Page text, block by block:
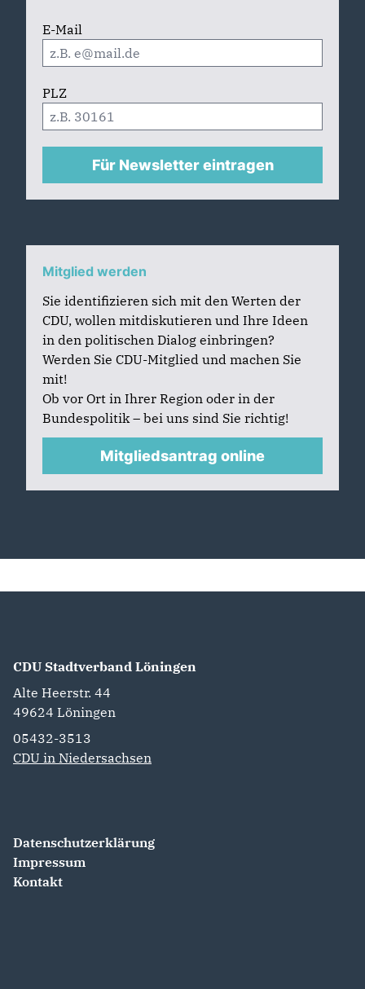
E-Mail
PLZ
Für Newsletter eintragen
Mitglied werden
Sie identifizieren sich mit den Werten der
CDU, wollen mitdiskutieren und Ihre Ideen
in den politischen Dialog einbringen?
Werden Sie CDU-Mitglied und machen Sie
mit!
Ob vor Ort in Ihrer Region oder in der
Bundespolitik – bei uns sind Sie richtig!
Mitgliedsantrag online
CDU Stadtverband Löningen
Alte Heerstr. 44
49624 Löningen
05432-3513
CDU in Niedersachsen
Datenschutzerklärung
Impressum
Kontakt